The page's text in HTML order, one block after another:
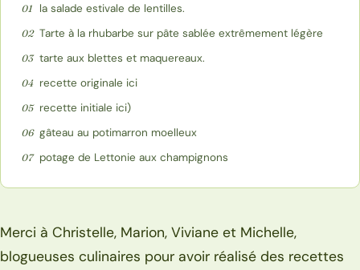
01 la salade estivale de lentilles.
02 Tarte à la rhubarbe sur pâte sablée extrêmement légère
03 tarte aux blettes et maquereaux.
04 recette originale ici
05 recette initiale ici)
06 gâteau au potimarron moelleux
07 potage de Lettonie aux champignons
Merci à Christelle, Marion, Viviane et Michelle,
blogueuses culinaires pour avoir réalisé des recettes